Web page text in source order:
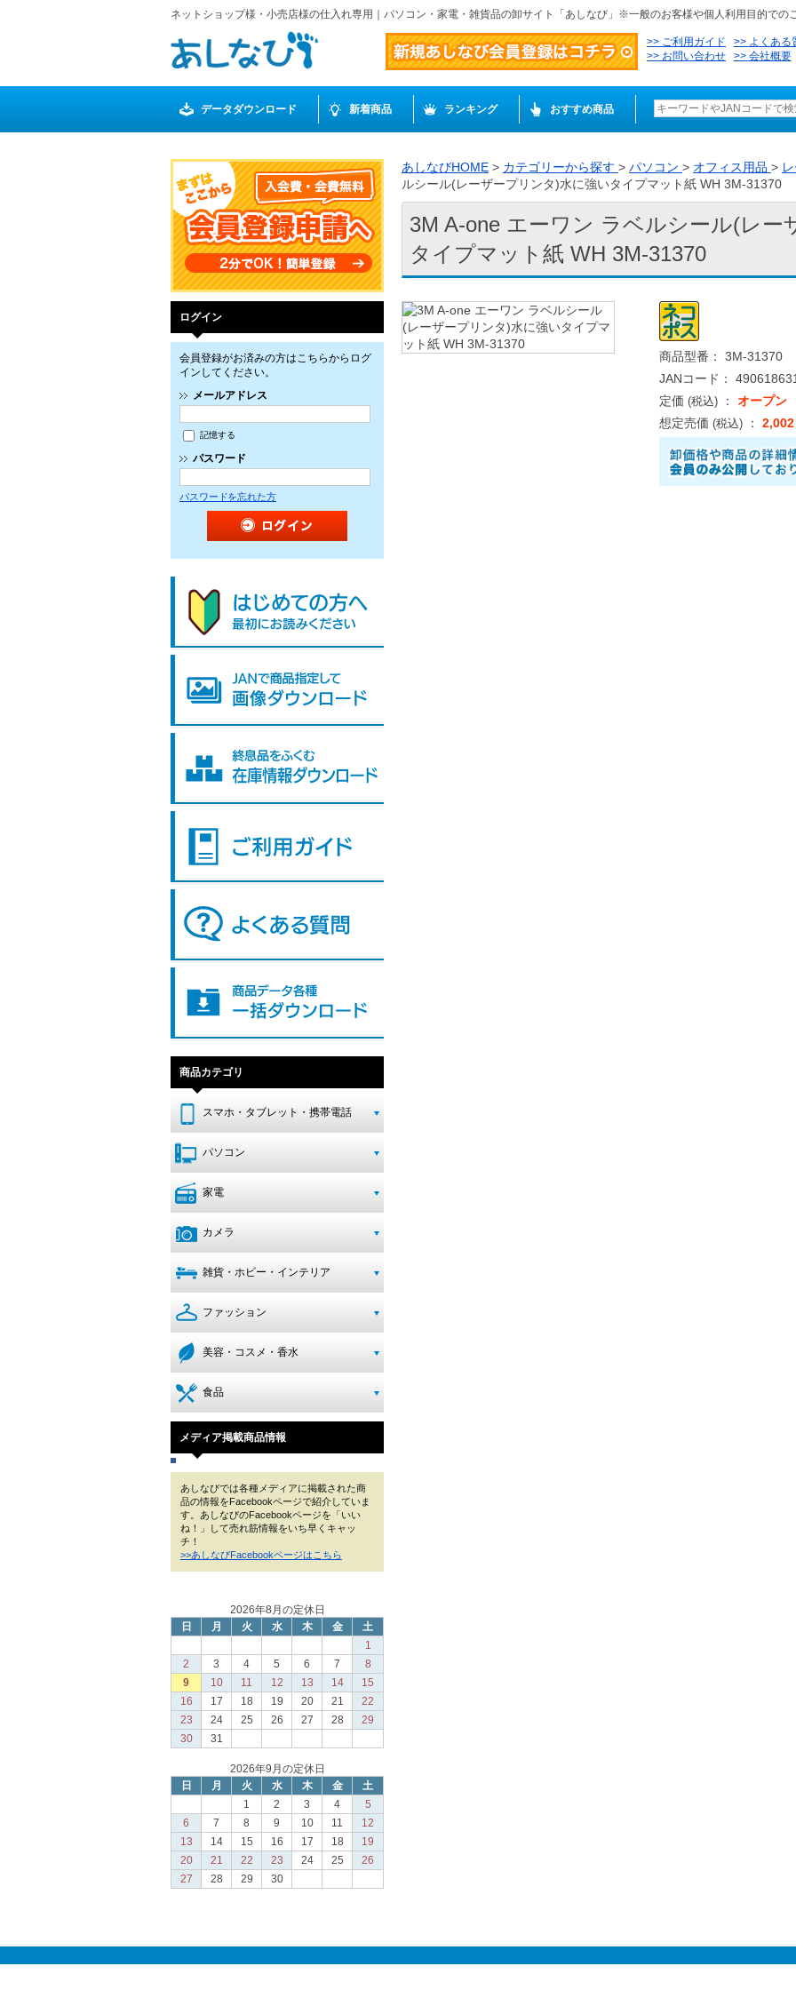
ネットショップ様・小売店様の仕入れ専用｜パソコン・家電・雑貨品の卸サイト「あしなび」※一般のお客様や個人利用目的での
ご利用ガイド
よくある
お問い合わせ
会社概要
データダウンロード 新着商品 ランキング おすすめ商品
ログイン
会員登録がお済みの方はこちらからログ
インしてください。
メールアドレス
記憶する
パスワード
パスワードを忘れた方
商品カテゴリ
スマホ・タブレット・携帯電話
パソコン
家電
カメラ
雑貨・ホビー・インテリア
ファッション
美容・コスメ・香水
食品
メディア掲載商品情報
あしなびでは各種メディアに掲載された商
品の情報をFacebookページで紹介していま
す。あしなびのFacebookページを「いい
ね！」して売れ筋情報をいち早くキャッ
チ！
>>あしなびFacebookページはこちら
2026年8月の定休日
日
月 火 水 木 金
土
1
2
3 4 5 6 7
8
9
10 11 12 13 14
15
16
17 18 19 20 21
22
23
24 25 26 27 28
29
30
31
2026年9月の定休日
日
月 火 水 木 金
土
1
2 3 4
5
6
7 8 9 10 11
12
13
14 15 16 17 18
19
20
21 22 23 24 25
26
27
28 29 30
あしなびHOME > カテゴリーから探す > パソコン > オフィス用品 >
ルシール(レーザープリンタ)水に強いタイプマット紙 WH 3M-31370
3M A-one エーワン ラベルシール(レー
タイプマット紙 WH 3M-31370
商品型番： 3M-31370
JANコード：
定価 (税込) ： オープン
想定売価 (税込) ：